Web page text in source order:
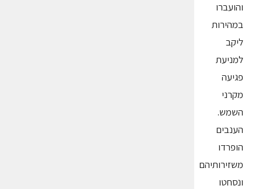
והועברו
במהירות
ליקב
למניעת
פגיעה
מקרני
השמש.
הענבים
הופרדו
משזירותיהם
ונסחטו